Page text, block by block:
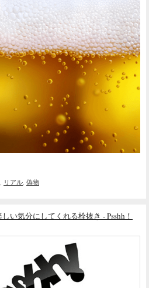
リアル 偽物
い気分にしてくれる栓抜き - Psshh！